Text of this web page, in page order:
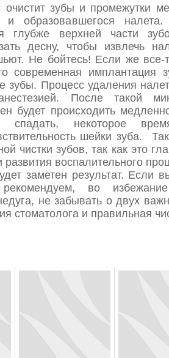
зубы и промежутки
и образовавшегося
глубже верхней части
десну, чтобы извлечь
Не бойтесь! Если же все-
современная имплантация
зубы. Процесс удаления
После такой
будет происходить
спадать, некоторое
шейки зуба.
чистки зубов, так как это
воспалительного
заметен результат. Если
рекомендуем, во
не забывать о двух
стоматолога и правильная